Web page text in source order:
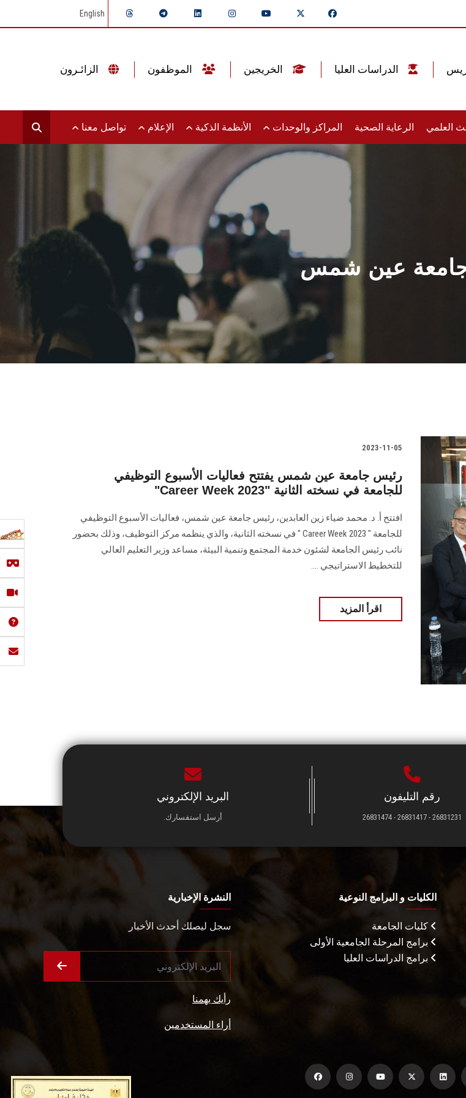
English
العلمي الرعاية الصحية المراكز والوحدات الأنظمة الذكية الإعلام تواصل معنا
جامعة عين شمس
2023-11-05
رئيس جامعة عين شمس يفتتح فعاليات الأسبوع التوظيفي
"Career Week 2023" للجامعة في نسخته الثانية
افتتح أ. د. محمد ضياء زين العابدين، رئيس جامعة عين شمس، فعاليات الأسبوع التوظيفي
للجامعة " Career Week 2023 " في نسخته الثانية، والذي ينظمه مركز التوظيف، وذلك بحضور
نائب رئيس الجامعة لشئون خدمة المجتمع وتنمية البيئة، مساعد وزير التعليم العالي
للتخطيط الاستراتيجي ....
اقرأ المزيد
رقم التليفون
26831231 - 26831417 - 26831474
البريد الإلكتروني
أرسل استفسارك.
الكليات و البرامج النوعية
كليات الجامعة
برامج المرحلة الجامعية الأولى
برامج الدراسات العليا
النشرة الإخبارية
سجل ليصلك أحدث الأخبار
رأيك يهمنا
أراء المستخدمين